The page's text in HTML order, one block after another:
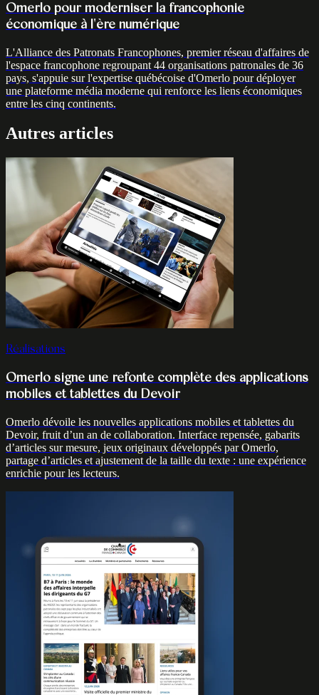
Omerlo pour moderniser la francophonie
économique à l'ère numérique
L'Alliance des Patronats Francophones, premier réseau d'affaires de
l'espace francophone regroupant 44 organisations patronales de 36
pays, s'appuie sur l'expertise québécoise d'Omerlo pour déployer
une plateforme média moderne qui renforce les liens économiques
entre les cinq continents.
Autres articles
Réalisations
Omerlo signe une refonte complète des applications
mobiles et tablettes du Devoir
Omerlo dévoile les nouvelles applications mobiles et tablettes du
Devoir, fruit d’un an de collaboration. Interface repensée, gabarits
d’articles sur mesure, jeux originaux développés par Omerlo,
partage d’articles et ajustement de la taille du texte : une expérience
enrichie pour les lecteurs.